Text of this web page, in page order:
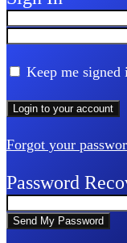
Keep me
Forgot your
Password